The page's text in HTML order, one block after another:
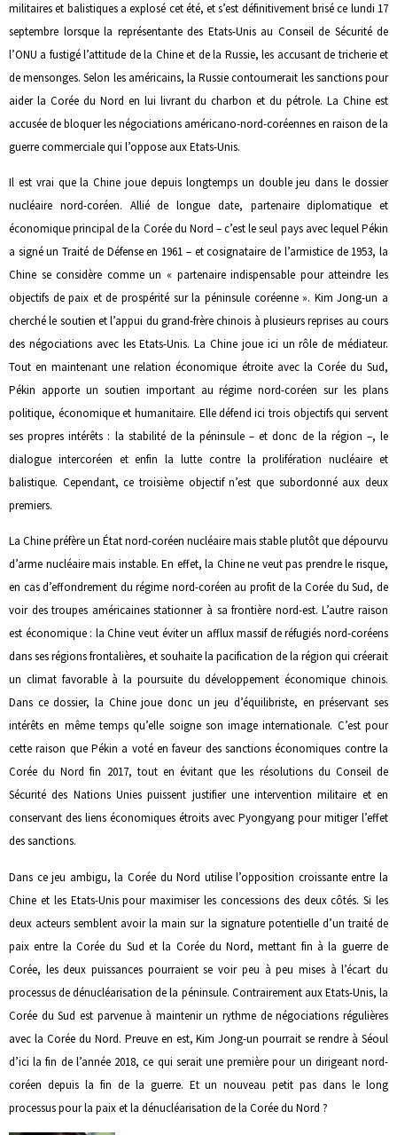
militaires et balistiques a explosé cet été, et s’est définitivement brisé ce lundi 17
septembre lorsque la représentante des Etats-Unis au Conseil de Sécurité de
l’ONU a fustigé l’attitude de la Chine et de la Russie, les accusant de tricherie et
de mensonges. Selon les américains, la Russie contournerait les sanctions pour
aider la Corée du Nord en lui livrant du charbon et du pétrole. La Chine est
accusée de bloquer les négociations américano-nord-coréennes en raison de la
guerre commerciale qui l’oppose aux Etats-Unis.
Il est vrai que la Chine joue depuis longtemps un double jeu dans le dossier
nucléaire nord-coréen. Allié de longue date, partenaire diplomatique et
économique principal de la Corée du Nord – c’est le seul pays avec lequel Pékin
a signé un Traité de Défense en 1961 – et cosignataire de l’armistice de 1953, la
Chine se considère comme un « partenaire indispensable pour atteindre les
objectifs de paix et de prospérité sur la péninsule coréenne ». Kim Jong-un a
cherché le soutien et l’appui du grand-frère chinois à plusieurs reprises au cours
des négociations avec les Etats-Unis. La Chine joue ici un rôle de médiateur.
Tout en maintenant une relation économique étroite avec la Corée du Sud,
Pékin apporte un soutien important au régime nord-coréen sur les plans
politique, économique et humanitaire. Elle défend ici trois objectifs qui servent
ses propres intérêts : la stabilité de la péninsule – et donc de la région –, le
dialogue intercoréen et enfin la lutte contre la prolifération nucléaire et
balistique. Cependant, ce troisième objectif n’est que subordonné aux deux
premiers.
La Chine préfère un État nord-coréen nucléaire mais stable plutôt que dépourvu
d’arme nucléaire mais instable. En effet, la Chine ne veut pas prendre le risque,
en cas d’effondrement du régime nord-coréen au profit de la Corée du Sud, de
voir des troupes américaines stationner à sa frontière nord-est. L’autre raison
est économique : la Chine veut éviter un afflux massif de réfugiés nord-coréens
dans ses régions frontalières, et souhaite la pacification de la région qui créerait
un climat favorable à la poursuite du développement économique chinois.
Dans ce dossier, la Chine joue donc un jeu d’équilibriste, en préservant ses
intérêts en même temps qu’elle soigne son image internationale. C’est pour
cette raison que Pékin a voté en faveur des sanctions économiques contre la
Corée du Nord fin 2017, tout en évitant que les résolutions du Conseil de
Sécurité des Nations Unies puissent justifier une intervention militaire et en
conservant des liens économiques étroits avec Pyongyang pour mitiger l’effet
des sanctions.
Dans ce jeu ambigu, la Corée du Nord utilise l’opposition croissante entre la
Chine et les Etats-Unis pour maximiser les concessions des deux côtés. Si les
deux acteurs semblent avoir la main sur la signature potentielle d’un traité de
paix entre la Corée du Sud et la Corée du Nord, mettant fin à la guerre de
Corée, les deux puissances pourraient se voir peu à peu mises à l’écart du
processus de dénucléarisation de la péninsule. Contrairement aux Etats-Unis, la
Corée du Sud est parvenue à maintenir un rythme de négociations régulières
avec la Corée du Nord. Preuve en est, Kim Jong-un pourrait se rendre à Séoul
d’ici la fin de l’année 2018, ce qui serait une première pour un dirigeant nord-
coréen depuis la fin de la guerre. Et un nouveau petit pas dans le long
processus pour la paix et la dénucléarisation de la Corée du Nord ?